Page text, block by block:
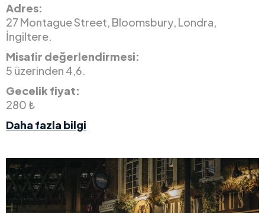
Adres:
27 Montague Street, Bloomsbury, Londra,
İngiltere.
Misafir değerlendirmesi:
5 üzerinden 4,6.
Gecelik fiyat:
280 ₺
Daha fazla bilgi